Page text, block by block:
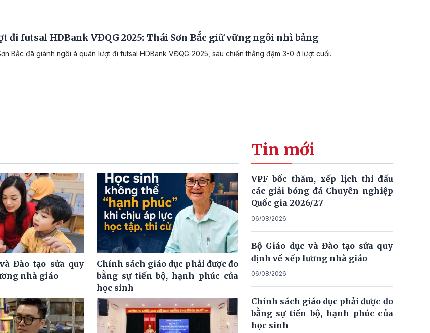
đi futsal HDBank VĐQG 2025: Thái Sơn Bắc giữ vững ngôi nhì bảng
Bắc đã giành ngôi á quân lượt đi futsal HDBank VĐQG 2025, sau chiến thắng đậm 3-0 ở lượt cuối.
Đào tạo sửa quy
nhà giáo
Chính sách giáo dục phải được đo
bằng sự tiến bộ, hạnh phúc của
học sinh
Tin mới
VPF bốc thăm, xếp lịch thi đấu
các giải bóng đá Chuyên nghiệp
Quốc gia 2026/27
06/08/2026
Bộ Giáo dục và Đào tạo sửa quy
định về xếp lương nhà giáo
06/08/2026
Chính sách giáo dục phải được đo
bằng sự tiến bộ, hạnh phúc của
học sinh